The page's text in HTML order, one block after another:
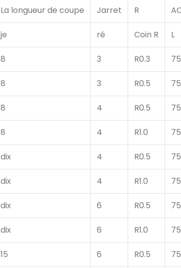
La longueur de coupe Jarret R
je ré Coin R L
8 3 R0.3 75
8 3 R0.5 75
8 4 R0.5 75
8 4 R1.0 75
dix 4 R0.5 75
dix 4 R1.0 75
dix 6 R0.5 75
dix 6 R1.0 75
15 6 R0.5 75